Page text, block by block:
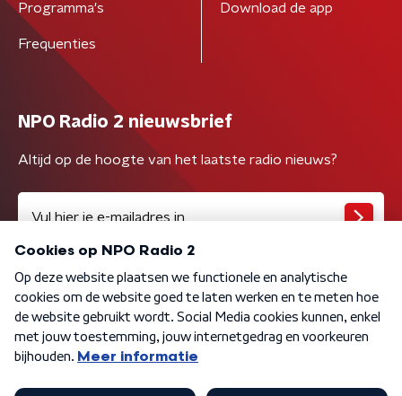
Programma's
Frequenties
Download de app
NPO Radio 2 nieuwsbrief
Altijd op de hoogte van het laatste radio nieuws?
Algemene voorwaarden